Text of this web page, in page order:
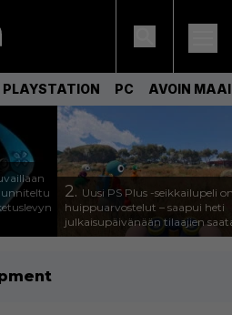
PLAYSTATION PC AVOIN
2. Uusi PS Plus -seikkailupeli
huippuarvostelut – saapui heti
julkaisupäivänään tilaajien